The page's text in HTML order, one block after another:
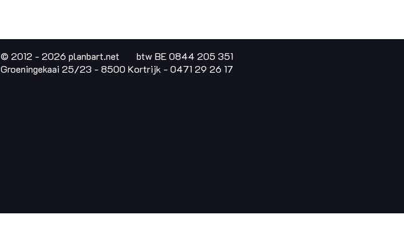
© 2012 - 2026 planbart.net btw BE 0844 205 351
Groeningekaai 25/23 - 8500 Kortrijk - 0471 29 26 17